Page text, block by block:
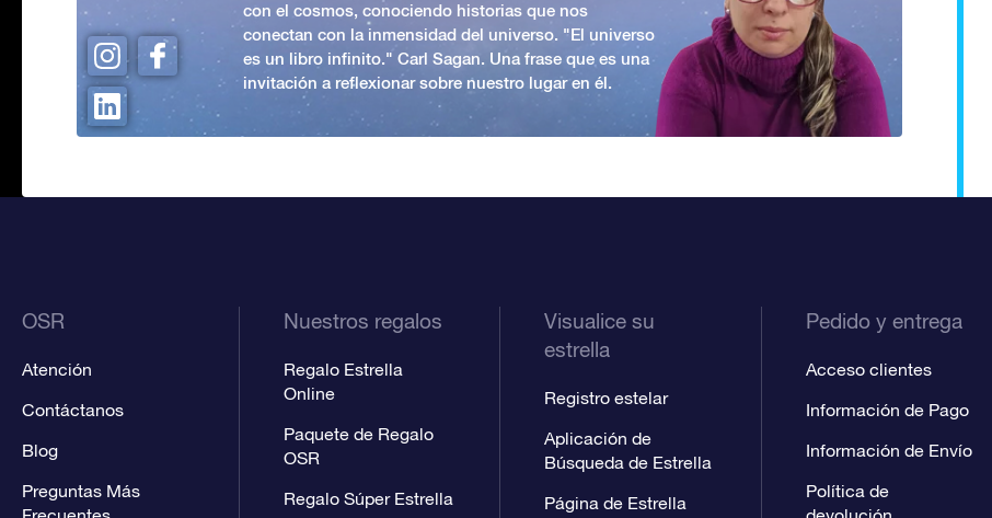
con el cosmos, conociendo historias que nos
conectan con la inmensidad del universo. "El universo
es un libro infinito." Carl Sagan. Una frase que es una
invitación a reflexionar sobre nuestro lugar en él.
OSR
Atención
Contáctanos
Blog
Preguntas Más
Nuestros regalos
Regalo Estrella
Online
Paquete de Regalo
OSR
Regalo Súper Estrella
Visualice su
estrella
Registro estelar
Aplicación de
Búsqueda de Estrella
Página de Estrella
Pedido y entrega
Acceso clientes
Información de Pago
Información de Envío
Política de